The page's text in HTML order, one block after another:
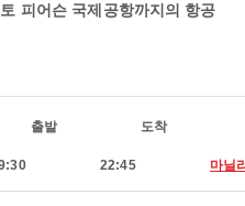
피어슨 국제공항까지의 항공
출발 도착
22:45 마닐